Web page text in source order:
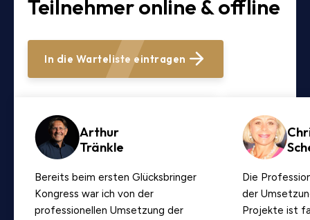
Teilnehmer online & offline
In die Warteliste eintragen
Arthur
Tränkle
Bereits beim ersten Glücksbringer
Kongress war ich von der
professionellen Umsetzung der
Die
der
Projekte ist